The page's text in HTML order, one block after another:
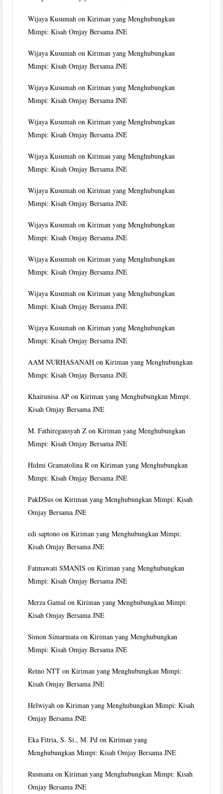
Wijaya Kusumah onKiriman yang Menghubungkan
Mimpi: Kisah Omjay Bersama JNE
Wijaya Kusumah onKiriman yang Menghubungkan
Mimpi: Kisah Omjay Bersama JNE
Wijaya Kusumah onKiriman yang Menghubungkan
Mimpi: Kisah Omjay Bersama JNE
Wijaya Kusumah onKiriman yang Menghubungkan
Mimpi: Kisah Omjay Bersama JNE
Wijaya Kusumah onKiriman yang Menghubungkan
Mimpi: Kisah Omjay Bersama JNE
Wijaya Kusumah onKiriman yang Menghubungkan
Mimpi: Kisah Omjay Bersama JNE
Wijaya Kusumah onKiriman yang Menghubungkan
Mimpi: Kisah Omjay Bersama JNE
Wijaya Kusumah onKiriman yang Menghubungkan
Mimpi: Kisah Omjay Bersama JNE
Wijaya Kusumah onKiriman yang Menghubungkan
Mimpi: Kisah Omjay Bersama JNE
Wijaya Kusumah onKiriman yang Menghubungkan
Mimpi: Kisah Omjay Bersama JNE
AAM NURHASANAH onKiriman yang Menghubungkan
Mimpi: Kisah Omjay Bersama JNE
Khairunisa AP onKiriman yang Menghubungkan Mimpi:
Kisah Omjay Bersama JNE
M. Fathiregansyah Z onKiriman yang Menghubungkan
Mimpi: Kisah Omjay Bersama JNE
Hidmi Gramatolina R onKiriman yang Menghubungkan
Mimpi: Kisah Omjay Bersama JNE
PakDSus onKiriman yang Menghubungkan Mimpi: Kisah
Omjay Bersama JNE
edi saptono onKiriman yang Menghubungkan Mimpi:
Kisah Omjay Bersama JNE
Fatmawati SMANIS onKiriman yang Menghubungkan
Mimpi: Kisah Omjay Bersama JNE
Merza Gamal onKiriman yang Menghubungkan Mimpi:
Kisah Omjay Bersama JNE
Simon Simarmata onKiriman yang Menghubungkan
Mimpi: Kisah Omjay Bersama JNE
Retno NTT onKiriman yang Menghubungkan Mimpi:
Kisah Omjay Bersama JNE
Helwiyah onKiriman yang Menghubungkan Mimpi: Kisah
Omjay Bersama JNE
Eka Fitria, S. Si., M. Pd onKiriman yang
Menghubungkan Mimpi: Kisah Omjay Bersama JNE
Rusmana onKiriman yang Menghubungkan Mimpi: Kisah
Omjay Bersama JNE